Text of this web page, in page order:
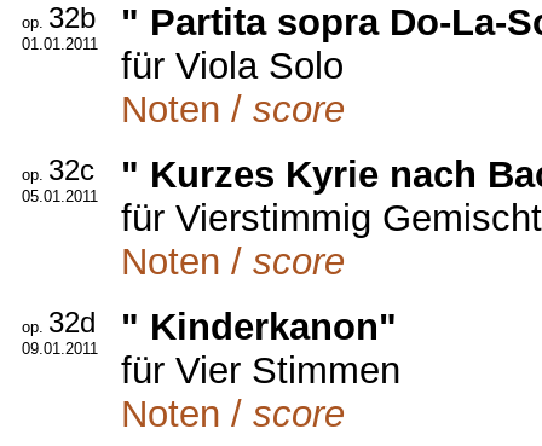
op. 32b
01.01.2011
" Partita sopra Do-La-
für Viola Solo
Noten / score
op. 32c
05.01.2011
" Kurzes Kyrie nach
für Vierstimmig
Noten / score
op. 32d
09.01.2011
" Kinderkanon"
für Vier Stimmen
Noten / score